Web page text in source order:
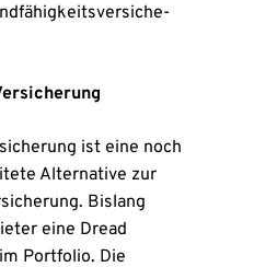
ist eine noch
Alternative zur
Bislang
eine Dread
Portfolio. Die